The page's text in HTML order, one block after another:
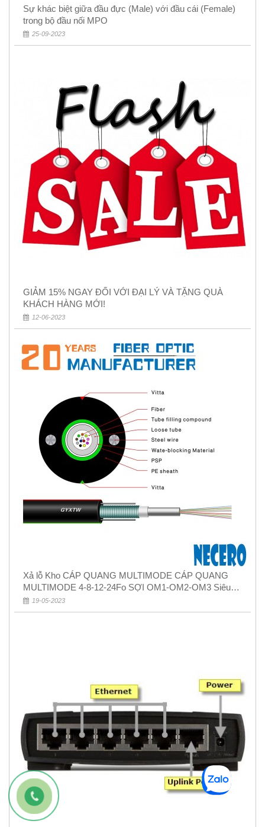
Sự khác biệt giữa đầu đực (Male) với đầu cái (Female)
trong bộ đầu nối MPO
25-09-2023
GIẢM 15% NGAY ĐỐI VỚI ĐẠI LÝ VÀ TẶNG QUÀ
KHÁCH HÀNG MỚI!
12-06-2023
Xả lỗ Kho CÁP QUANG MULTIMODE CÁP QUANG
MULTIMODE 4-8-12-24Fo SỢI OM1-OM2-OM3 Siêu
Rẻ 5k
19-05-2023